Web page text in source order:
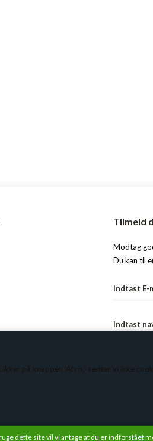
på knappen ’Afvis,’ sætter vi ikke
Tilmeld
Modtag
Du kan til
dette site vil vi antage at du er indforstået